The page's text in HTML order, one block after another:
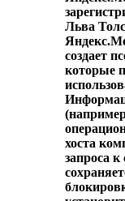
Льва
создает
которые
хоста
запроса к